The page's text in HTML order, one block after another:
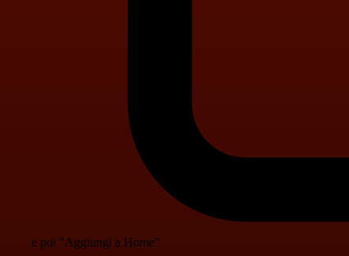
e poi "Aggiungi a Home"